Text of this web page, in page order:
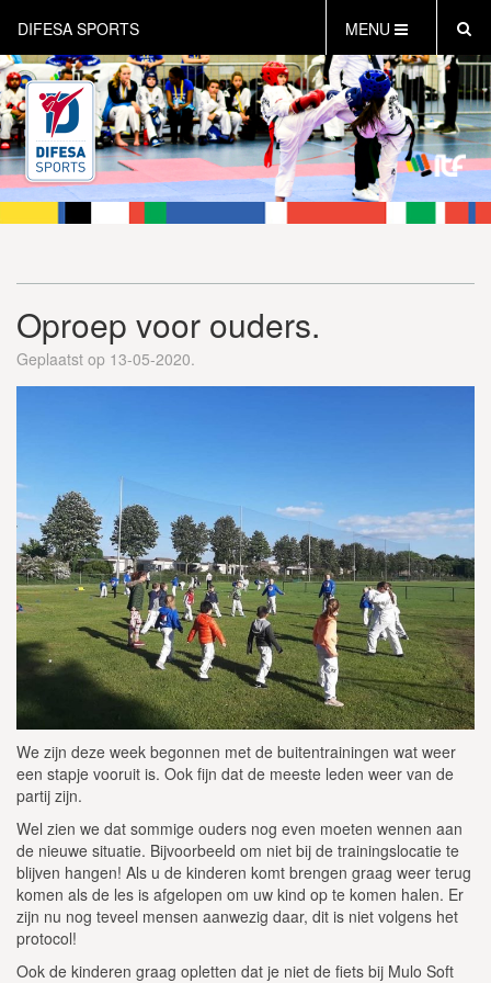
DIFESA SPORTS MENU
HOME
AKTUEEL
OVER DIFESA SPORTS
TAEKWON-DO
OPEN DUTCH
WEBSHOP
Oproep voor ouders.
Geplaatst op 13-05-2020.
We zijn deze week begonnen met de buitentrainingen wat weer
een stapje vooruit is. Ook fijn dat de meeste leden weer van de
partij zijn.
Wel zien we dat sommige ouders nog even moeten wennen aan
de nieuwe situatie. Bijvoorbeeld om niet bij de trainingslocatie te
blijven hangen! Als u de kinderen komt brengen graag weer terug
komen als de les is afgelopen om uw kind op te komen halen. Er
zijn nu nog teveel mensen aanwezig daar, dit is niet volgens het
protocol!
Ook de kinderen graag opletten dat je niet de fiets bij Mulo Soft